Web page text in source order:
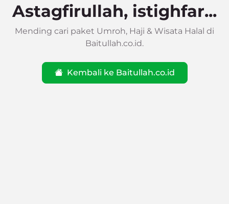
Astagfirullah, istighfar...
Mending cari paket Umroh, Haji & Wisata Halal di
Baitullah.co.id.
Kembali ke Baitullah.co.id